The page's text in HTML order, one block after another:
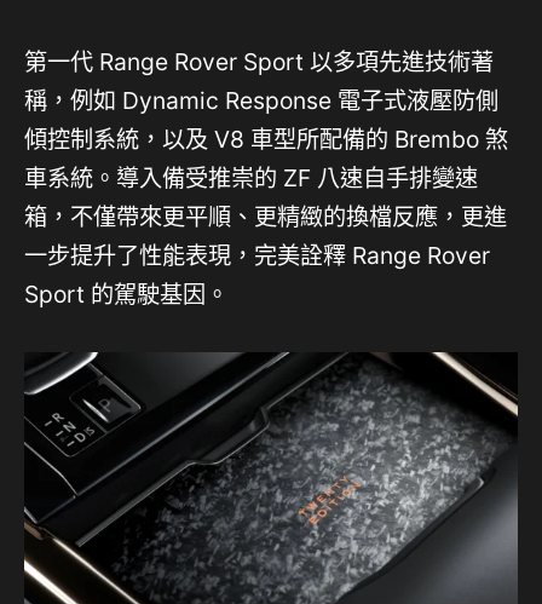
第一代 Range Rover Sport 以多項先進技術著
稱，例如 Dynamic Response 電子式液壓防側
傾控制系統，以及 V8 車型所配備的 Brembo 煞
車系統。導入備受推崇的 ZF 八速自手排變速
箱，不僅帶來更平順、更精緻的換檔反應，更進
一步提升了性能表現，完美詮釋 Range Rover
Sport 的駕駛基因。